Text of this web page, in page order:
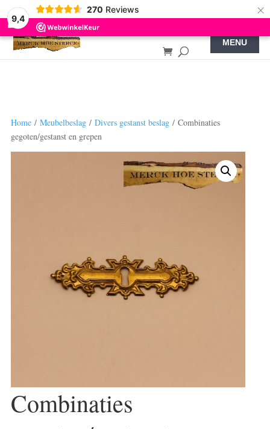
9,4
270 Reviews ×
Home/ Meubelbeslag/ Divers gestanst beslag/ Combinaties
gegoten/gestanst en grepen
Combinaties